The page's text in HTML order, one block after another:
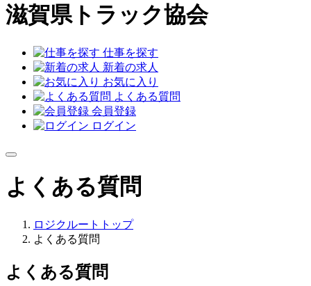
滋賀県トラック協会
仕事を探す
新着の求人
お気に入り
よくある質問
会員登録
ログイン
よくある質問
ロジクルートトップ
よくある質問
よくある質問